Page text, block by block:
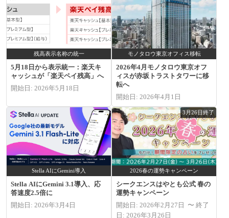
残高表示名称の統一
5月18日から表示統一：楽天キ
ャッシュが「楽天ペイ残高」へ
開始日: 2026年5月18日
モノタロウ東京オフィス移転
2026年4月モノタロウ東京オフ
ィスが赤坂トラストタワーに移
転へ
開始日: 2026年4月1日
Stella AIにGemini導入
Stella AIにGemini 3.1導入、応
答速度2.5倍に
開始日: 2026年3月4日
3月26日終了
2026春の運勢キャンペーン
シークエンスはやとも公式 春の
運勢キャンペーン
開始日: 2026年2月27日 〜 終了
日: 2026年3月26日